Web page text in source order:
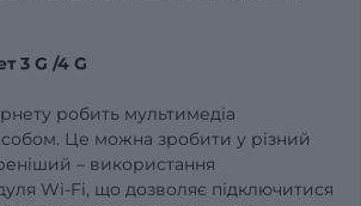
3 G /4 G
робить мультимедіа
Це можна зробити у різний
– використання
Wi-Fi, що дозволяє підключитися